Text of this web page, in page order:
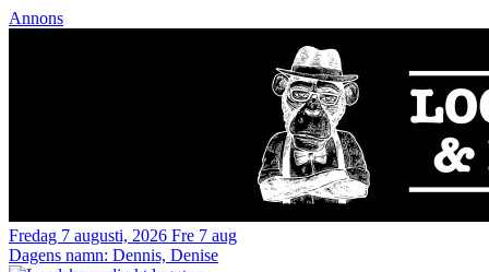
Annons
Fredag 7 augusti, 2026 Fre 7 aug
Dagens namn: Dennis, Denise